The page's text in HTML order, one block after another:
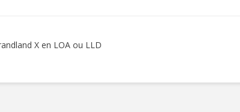
X en LOA ou LLD